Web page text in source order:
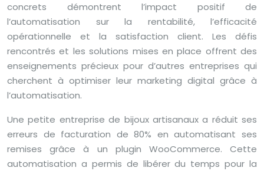
concrets démontrent l’impact positif de
l’automatisation sur la rentabilité, l’efficacité
opérationnelle et la satisfaction client. Les défis
rencontrés et les solutions mises en place offrent des
enseignements précieux pour d’autres entreprises qui
cherchent à optimiser leur marketing digital grâce à
l’automatisation.
Une petite entreprise de bijoux artisanaux a réduit ses
erreurs de facturation de 80% en automatisant ses
remises grâce à un plugin WooCommerce. Cette
automatisation a permis de libérer du temps pour la